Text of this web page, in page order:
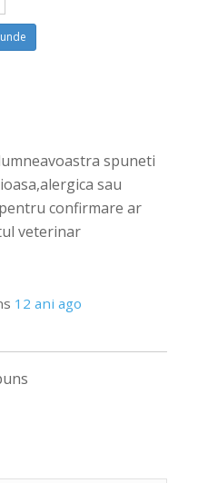
spuneti
sau
confirmare ar
veterinar
12 ani ago